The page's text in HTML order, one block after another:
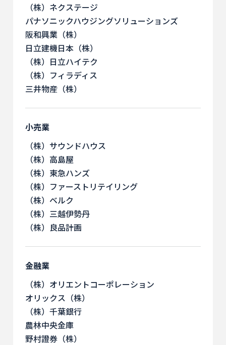
（株）ネクステージ
パナソニックハウジングソリューションズ
阪和興業（株）
日立建機日本（株）
（株）日立ハイテク
（株）フィラディス
三井物産（株）
小売業
（株）サウンドハウス
（株）高島屋
（株）東急ハンズ
（株）ファーストリテイリング
（株）ベルク
（株）三越伊勢丹
（株）良品計画
金融業
（株）オリエントコーポレーション
オリックス（株）
（株）千葉銀行
農林中央金庫
野村證券（株）